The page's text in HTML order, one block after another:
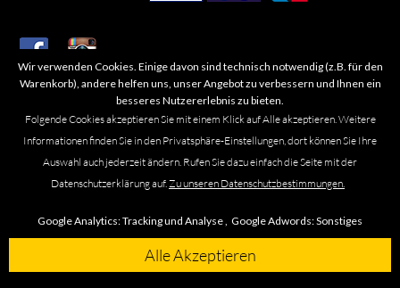
​Letzte Aktualisierung: 06.2026
Marken- oder Warenzeichen werden in der Regel nicht als solche kenntlich
gemacht. Das Fehlen einer solchen Kennzeichnung bedeutet nicht, dass es
handelt. Alle genannten Marken, Logos, Symbole, Bilder, Designs, Produkt-
und Unternehmensbezeichnungen sind Urheber-, Marken- und
Designrechte des jeweiligen Eigentümers. Die Marke Omega führen wir
Wir verwenden Cookies. Einige davon sind technisch notwendig (z.B. für den
Warenkorb), andere helfen uns, unser Angebot zu verbessern und Ihnen ein
besseres Nutzererlebnis zu bieten.
Folgende Cookies akzeptieren Sie mit einem Klick auf Alle akzeptieren. Weitere
Informationen finden Sie in den Privatsphäre-Einstellungen, dort können Sie Ihre
Auswahl auch jederzeit ändern. Rufen Sie dazu einfach die Seite mit der
Datenschutzerklärung auf.Zu unseren Datenschutzbestimmungen.
Google Analytics:Tracking und Analyse , Google Adwords:Sonstiges
Alle Akzeptieren